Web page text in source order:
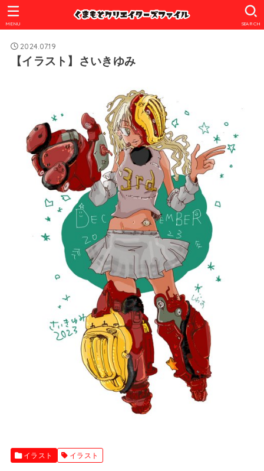
SEARCH
MENU
2024.07.19
【イラスト】さいきゆみ
イラスト イラスト